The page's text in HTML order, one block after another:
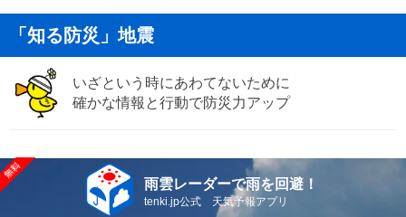
「知る防災」地震
いざという時にあわてないために
確かな情報と行動で防災力アップ
雨雲レーダーで雨を回避！
tenki.jp公式 天気予報アプリ